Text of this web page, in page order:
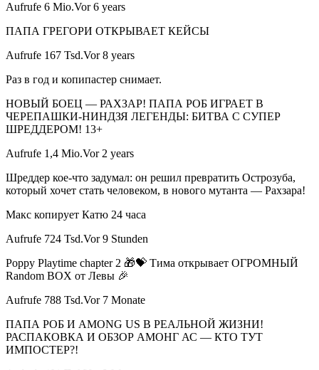
Aufrufe 6 Mio.Vor 6 years
ПАПА ГРЕГОРИ ОТКРЫВАЕТ КЕЙСЫ
Aufrufe 167 Tsd.Vor 8 years
Раз в год и копипастер снимает.
НОВЫЙ БОЕЦ — РАХЗАР! ПАПА РОБ ИГРАЕТ В
ЧЕРЕПАШКИ-НИНДЗЯ ЛЕГЕНДЫ: БИТВА С СУПЕР
ШРЕДДЕРОМ! 13+
Aufrufe 1,4 Mio.Vor 2 years
Шреддер кое-что задумал: он решил превратить Острозуба,
который хочет стать человеком, в нового мутанта — Рахзара!
Макс копирует Катю 24 часа
Aufrufe 724 Tsd.Vor 9 Stunden
Poppy Playtime chapter 2 🎁💝 Тима открывает ОГРОМНЫЙ
Random BOX от Левы 🎉
Aufrufe 788 Tsd.Vor 7 Monate
ПАПА РОБ И AMONG US В РЕАЛЬНОЙ ЖИЗНИ!
РАСПАКОВКА И ОБЗОР АМОНГ АС — КТО ТУТ
ИМПОСТЕР?!